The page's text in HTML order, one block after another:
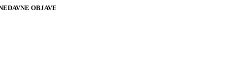
OBJAVE